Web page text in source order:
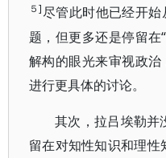
５]尽管此时他已经开始
题，但更多还是停留在
解构的眼光来审视政治
进行更具体的讨论。
其次，拉吕埃勒并
留在对知性知识和理性